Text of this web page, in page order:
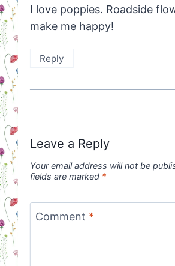
I love poppies. Roadside
make me happy!
Reply
Leave a Reply
Your email address will not be
fields are marked *
Comment *